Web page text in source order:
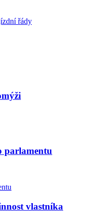
řády
parlamentu
vlastníka